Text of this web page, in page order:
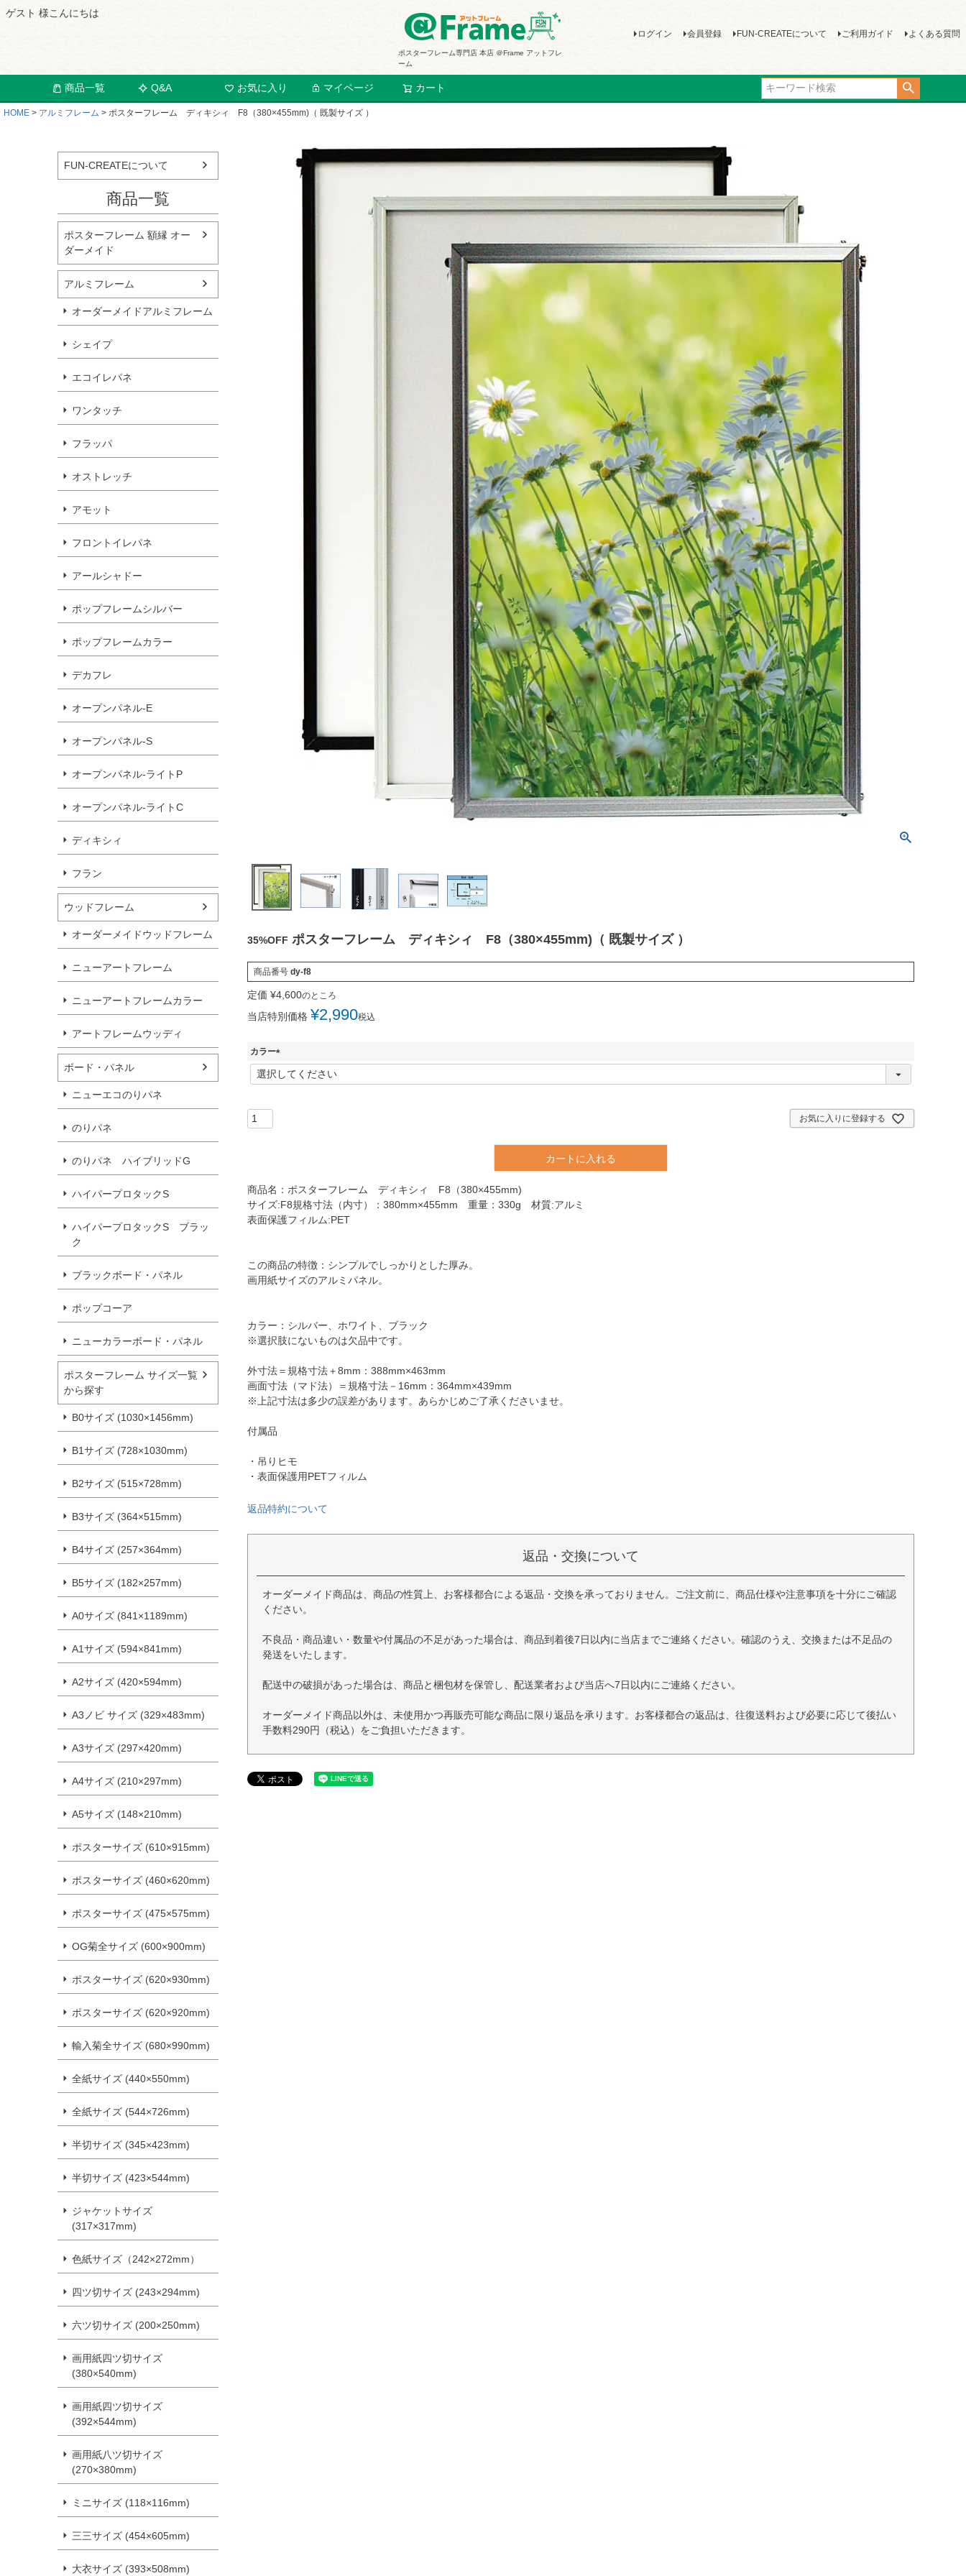
ゲスト 様こんにちは
ポスターフレーム専門店 本店 ＠Frame アットフレ
ーム
ログイン 会員登録 FUN-CREATEについて ご利用ガイド よくある質問
商品一覧 Q&A お気に入り マイページ カート
HOME アルミフレーム ポスターフレーム ディキシィ F8（380×455mm)（ 既製サイズ ）
FUN-CREATEについて
商品一覧
ポスターフレーム 額縁 オー
ダーメイド
アルミフレーム
オーダーメイドアルミフレーム
シェイプ
エコイレパネ
ワンタッチ
フラッパ
オストレッチ
アモット
フロントイレパネ
アールシャドー
ポップフレームシルバー
ポップフレームカラー
デカフレ
オープンパネル-E
オープンパネル-S
オープンパネル-ライトP
オープンパネル-ライトC
ディキシィ
フラン
ウッドフレーム
オーダーメイドウッドフレーム
ニューアートフレーム
ニューアートフレームカラー
アートフレームウッディ
ボード・パネル
ニューエコのりパネ
のりパネ
のりパネ ハイブリッドG
ハイパープロタックS
ハイパープロタックS ブラッ
ク
ブラックボード・パネル
ポップコーア
ニューカラーボード・パネル
ポスターフレーム サイズ一覧
から探す
B0サイズ (1030×1456mm)
B1サイズ (728×1030mm)
B2サイズ (515×728mm)
B3サイズ (364×515mm)
B4サイズ (257×364mm)
B5サイズ (182×257mm)
A0サイズ (841×1189mm)
A1サイズ (594×841mm)
A2サイズ (420×594mm)
A3ノビ サイズ (329×483mm)
A3サイズ (297×420mm)
A4サイズ (210×297mm)
A5サイズ (148×210mm)
ポスターサイズ (610×915mm)
ポスターサイズ (460×620mm)
ポスターサイズ (475×575mm)
OG菊全サイズ (600×900mm)
ポスターサイズ (620×930mm)
ポスターサイズ (620×920mm)
輸入菊全サイズ (680×990mm)
全紙サイズ (440×550mm)
全紙サイズ (544×726mm)
半切サイズ (345×423mm)
半切サイズ (423×544mm)
ジャケットサイズ
(317×317mm)
色紙サイズ（242×272mm）
四ツ切サイズ (243×294mm)
六ツ切サイズ (200×250mm)
画用紙四ツ切サイズ
(380×540mm)
画用紙四ツ切サイズ
(392×544mm)
画用紙八ツ切サイズ
(270×380mm)
ミニサイズ (118×116mm)
三三サイズ (454×605mm)
大衣サイズ (393×508mm)
35%OFF ポスターフレーム ディキシィ F8（380×455mm)（ 既製サイズ ）
商品番号 dy-f8
定価 ¥4,600のところ
当店特別価格 ¥2,990税込
カラー
(
必
お気に入りに登録する
カートに入れる
商品名：ポスターフレーム ディキシィ F8（380×455mm)
サイズ:F8規格寸法（内寸）：380mm×455mm 重量：330g 材質:アルミ
表面保護フィルム:PET
この商品の特徴：シンプルでしっかりとした厚み。
画用紙サイズのアルミパネル。
カラー：シルバー、ホワイト、ブラック
※選択肢にないものは欠品中です。
外寸法＝規格寸法＋8mm：388mm×463mm
画面寸法（マド法）＝規格寸法－16mm：364mm×439mm
※上記寸法は多少の誤差があります。あらかじめご了承くださいませ。
付属品
・吊りヒモ
・表面保護用PETフィルム
返品特約について
返品・交換について
オーダーメイド商品は、商品の性質上、お客様都合による返品・交換を承っておりません。ご注文前に、商品仕様や注意事項を十分にご確認
ください。
不良品・商品違い・数量や付属品の不足があった場合は、商品到着後7日以内に当店までご連絡ください。確認のうえ、交換または不足品の
発送をいたします。
配送中の破損があった場合は、商品と梱包材を保管し、配送業者および当店へ7日以内にご連絡ください。
オーダーメイド商品以外は、未使用かつ再販売可能な商品に限り返品を承ります。お客様都合の返品は、往復送料および必要に応じて後払い
手数料290円（税込）をご負担いただきます。